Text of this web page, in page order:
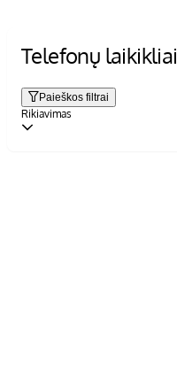
Telefonų laikikliai
Paieškos filtrai
Rikiavimas